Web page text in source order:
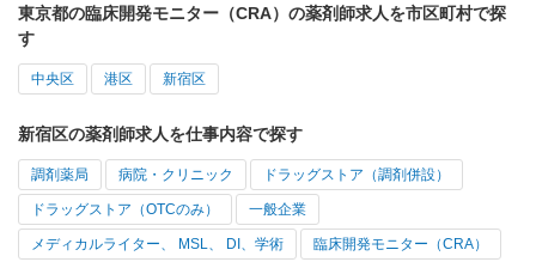
東京都の臨床開発モニター（CRA）の薬剤師求人を市区町村で探
す
中央区 港区 新宿区
新宿区の薬剤師求人を仕事内容で探す
調剤薬局 病院・クリニック ドラッグストア（調剤併設）
ドラッグストア（OTCのみ） 一般企業
メディカルライター、 MSL、 DI、学術 臨床開発モニター（CRA）